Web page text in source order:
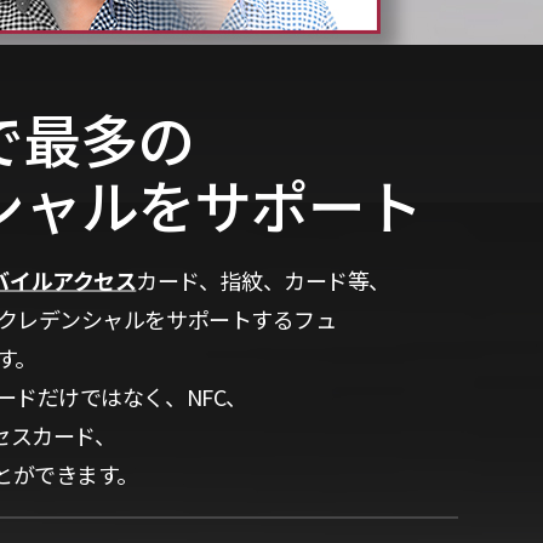
最多の
ルをサポート
イルアクセスカード、指紋、カード等、
レデンシャルをサポートするフュ
だけではなく、NFC、
カード、
できます。